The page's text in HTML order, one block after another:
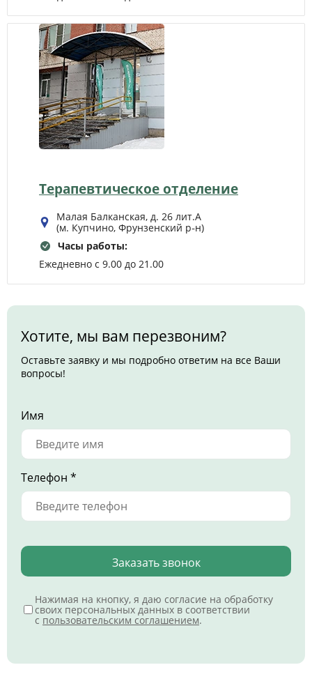
Терапевтическое отделение
Малая Балканская, д. 26 лит.А
(м. Купчино, Фрунзенский р‑н)
Часы работы:
Ежедневно с 9.00 до 21.00
Хотите, мы вам перезвоним?
Оставьте заявку и мы подробно ответим на все Ваши
вопросы!
Имя
Телефон *
Заказать звонок
Нажимая на кнопку, я даю согласие на обработку
своих персональных данных в соответствии
с пользовательским соглашением.